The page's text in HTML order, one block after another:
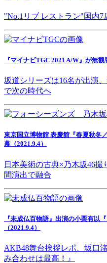
"No.1リブ レストラン"国内
『マイナビTGC 2021 A/W』が無
坂道シリーズは16名が出演
で次の時代へ
東京国立博物館 表慶館『春夏秋冬
幕（2021.9.4）
日本美術の古典×乃木坂46
間演出で融合
『未成仏百物語』出演の小栗有以
（2021.9.4）
AKB48舞台挨拶レポ、坂口
み合わせは最高！』